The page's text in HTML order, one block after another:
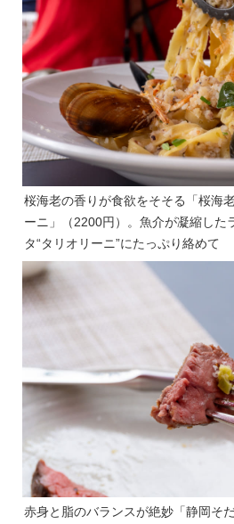
桜海老の香りが食欲をそそる「桜海
ーニ」（2200円）。魚介が凝縮した
タ“タリオリーニ”にたっぷり絡めて
赤身と脂のバランスが絶妙「静岡そ